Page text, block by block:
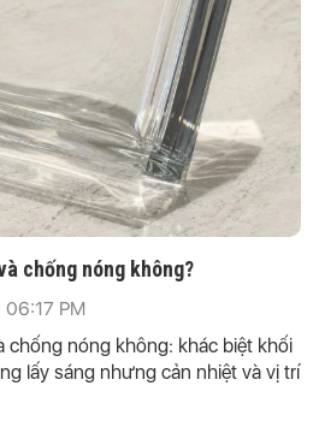
chống nóng không?
PM
chống nóng không: khác biệt khối
lấy sáng nhưng cản nhiệt và vị trí